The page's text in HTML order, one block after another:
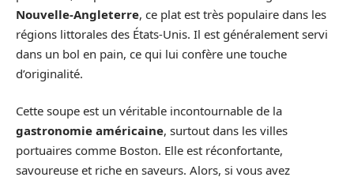
Nouvelle-Angleterre, ce plat est très populaire dans les
régions littorales des États-Unis. Il est généralement servi
dans un bol en pain, ce qui lui confère une touche
d’originalité.
Cette soupe est un véritable incontournable de la
gastronomie américaine, surtout dans les villes
portuaires comme Boston. Elle est réconfortante,
savoureuse et riche en saveurs. Alors, si vous avez